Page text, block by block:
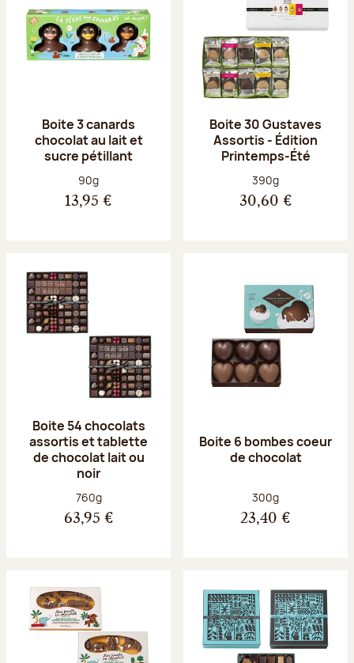
Boite 3 canards
chocolat au lait et
sucre pétillant
Poids net :
90g
13,95 €
Boite 30 Gustaves
Assortis - Édition
Printemps-Été
Poids net :
390g
30,60 €
Boite 54 chocolats
assortis et tablette
de chocolat lait ou
noir
Poids net :
760g
63,95 €
Boite 6 bombes coeur
de chocolat
Poids net :
300g
23,40 €